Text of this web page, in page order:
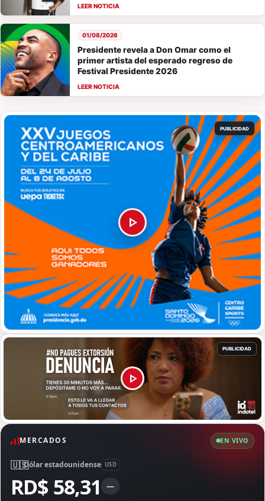
Presidente revela a Don Omar como el
primer artista del esperado regreso de
Festival Presidente 2026
01/08/2026
MERCADOS EN VIVO
🇺🇸Dólar estadounidense USD
RD$ 58,31 —